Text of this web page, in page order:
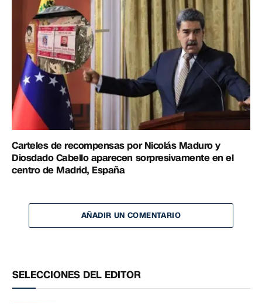
Carteles de recompensas por Nicolás Maduro y
Diosdado Cabello aparecen sorpresivamente en el
centro de Madrid, España
AÑADIR UN COMENTARIO
SELECCIONES DEL EDITOR